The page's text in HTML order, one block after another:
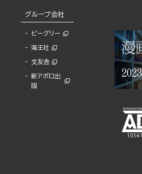
グループ会社
ビーグリー
海王社
文友舎
新アポロ出
版